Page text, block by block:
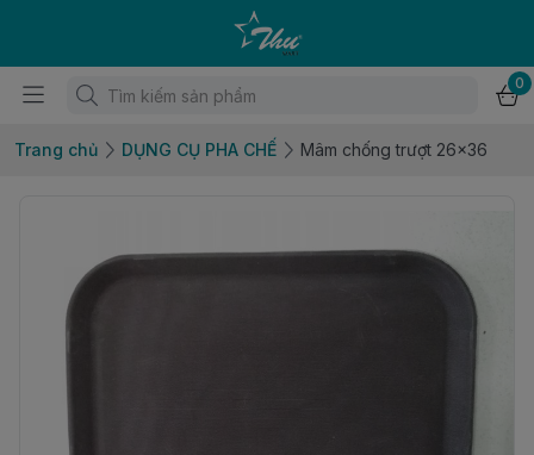
0
Trang chủ DỤNG CỤ PHA CHẾ Mâm chống trượt 26x36